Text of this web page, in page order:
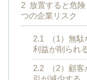
2 放置すると危
つの企業リスク
2.1
（1）無
利益が削られ
2.2
（2）顧